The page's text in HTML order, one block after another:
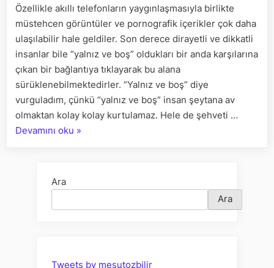
Özellikle akıllı telefonların yaygınlaşmasıyla birlikte
müstehcen görüntüler ve pornografik içerikler çok daha
ulaşılabilir hale geldiler. Son derece dirayetli ve dikkatli
insanlar bile “yalnız ve boş” oldukları bir anda karşılarına
çıkan bir bağlantıya tıklayarak bu alana
sürüklenebilmektedirler. “Yalnız ve boş” diye
vurguladım, çünkü “yalnız ve boş” insan şeytana av
olmaktan kolay kolay kurtulamaz. Hele de şehveti …
Devamını oku “PORNOGRAFİ
OLUMSUZ
»
Ara
Ara
Tweets by mesutozbilir